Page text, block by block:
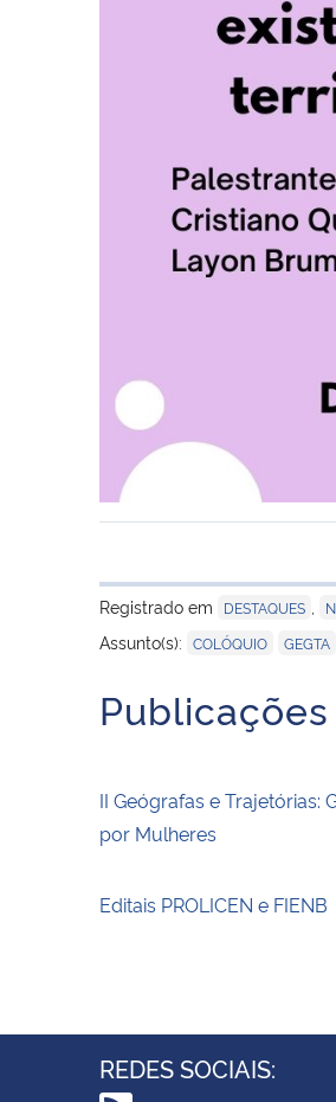
Registrado em
DESTAQUES
Assunto(s): COLÓQUIO GEGTA
II Geógrafas e Trajetórias:
por Mulheres
Editais PROLICEN e FIENB
REDES SOCIAIS: